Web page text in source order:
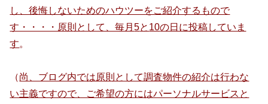
し、後悔しないためのハウツーをご紹介するもので
す・・・・原則として、毎月5と 10の日に投稿していま
す。
（尚、ブログ内では原則として調査物件の紹介は行わな
い主義ですので、ご希望の方にはパーソナルサービスと